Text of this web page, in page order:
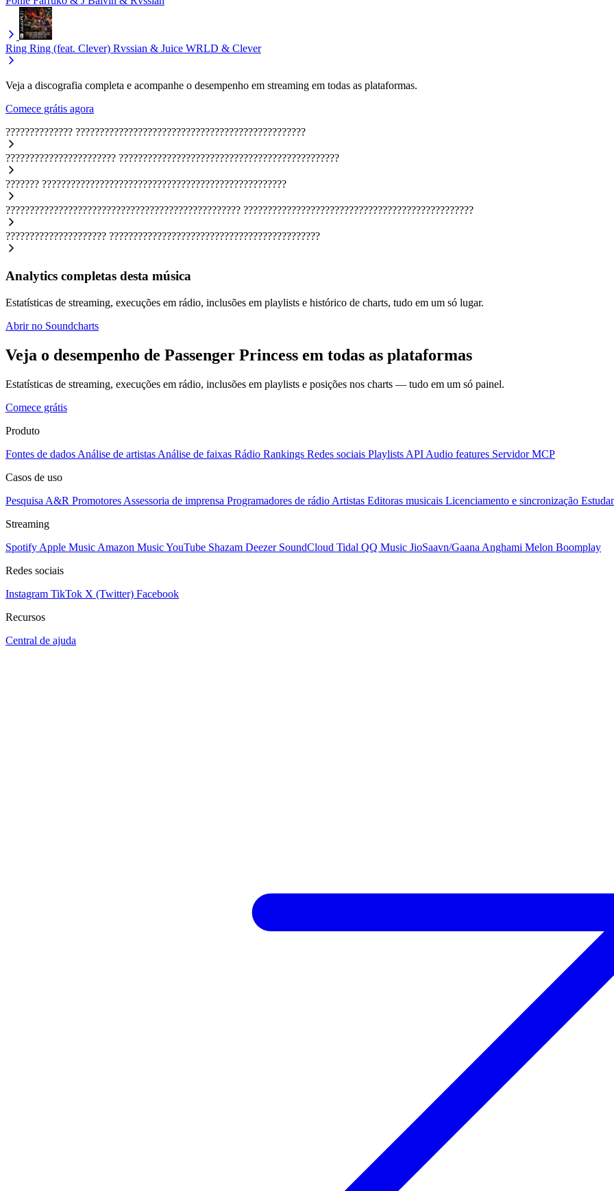
Ring Ring (feat. Clever) Rvssian & Juice WRLD & Clever
Veja a discografia completa e acompanhe o desempenho em streaming em todas as plataformas.
Comece grátis agora
?????????????? ????????????????????????????????????????????????
??????????????????????? ??????????????????????????????????????????????
??????? ???????????????????????????????????????????????????
????????????????????????????????????????????????? ????????????????????????????????????????????????
????????????????????? ????????????????????????????????????????????
Analytics completas desta música
Estatísticas de streaming, execuções em rádio, inclusões em playlists e histórico de charts, tudo em um só lugar.
Abrir no Soundcharts
Veja o desempenho de Passenger Princess em todas as plataformas
Estatísticas de streaming, execuções em rádio, inclusões em playlists e posições nos charts — tudo em um só painel.
Comece grátis
Produto
Fontes de dados Análise de artistas Análise de faixas Rádio Rankings Redes sociais Playlists API Audio features Servidor MCP
Casos de uso
Pesquisa A&R Promotores Assessoria de imprensa Programadores de rádio Artistas Editoras musicais Licenciamento e sincronização
Streaming
Spotify Apple Music Amazon MusicYouTube Shazam Deezer SoundCloud Tidal QQ Music JioSaavn/Gaana Anghami Melon Boomplay
Redes sociais
Instagram TikTok X (Twitter) Facebook
Recursos
Central de ajuda